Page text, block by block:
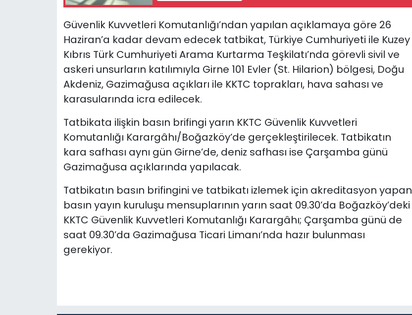
Güvenlik Kuvvetleri Komutanlığı’ndan yapılan açıklamaya göre 26
Haziran’a kadar devam edecek tatbikat, Türkiye Cumhuriyeti ile Kuzey
Kıbrıs Türk Cumhuriyeti Arama Kurtarma Teşkilatı’nda görevli sivil ve
askeri unsurların katılımıyla Girne 101 Evler (St. Hilarion) bölgesi, Doğu
Akdeniz, Gazimağusa açıkları ile KKTC toprakları, hava sahası ve
karasularında icra edilecek.
Tatbikata ilişkin basın brifingi yarın KKTC Güvenlik Kuvvetleri
Komutanlığı Karargâhı/Boğazköy’de gerçekleştirilecek. Tatbikatın
kara safhası aynı gün Girne’de, deniz safhası ise Çarşamba günü
Gazimağusa açıklarında yapılacak.
Tatbikatın basın brifingini ve tatbikatı izlemek için akreditasyon yapan
basın yayın kuruluşu mensuplarının yarın saat 09.30’da Boğazköy’deki
KKTC Güvenlik Kuvvetleri Komutanlığı Karargâhı; Çarşamba günü de
saat 09.30’da Gazimağusa Ticari Limanı’nda hazır bulunması
gerekiyor.
Video Galeri
Yazarlar